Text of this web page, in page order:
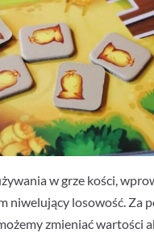
w grze kości,
niwelujący losowość. Za
zmieniać wartości